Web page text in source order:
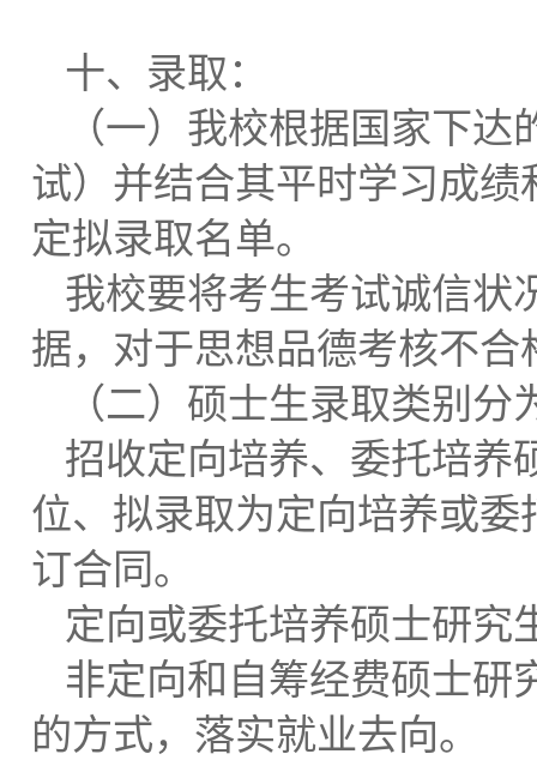
十、录取：
（一）我校根据国家下
试）并结合其平时学习成
定拟录取名单。
我校要将考生考试诚信状
据，对于思想品德考核不
（二）硕士生录取类别
招收定向培养、委托培养
位、拟录取为定向培养或
订合同。
定向或委托培养硕士研究
非定向和自筹经费硕士研
的方式，落实就业去向。